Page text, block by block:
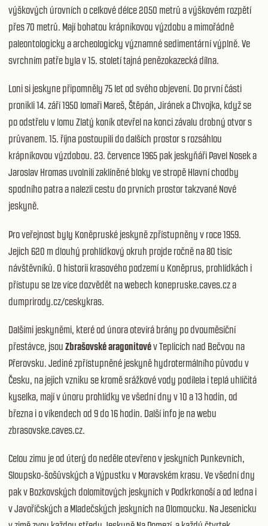
výškových úrovních o celkové délce 2050 metrů a výškovém rozpětí
přes 70 metrů. Mají bohatou krápníkovou výzdobu a mimořádně
paleontologicky a archeologicky významné sedimentární výplně. Ve
svrchním patře byla v 15. století tajná penězokazecká dílna.
Loni si jeskyne připomněly 75 let od svého objevení. Do první části
pronikli 14. září 1950 lomaři Mareš, Štěpán, Jiránek a Chvojka, když se
po odstřelu v lomu Zlatý koník otevřel na konci závalu drobný otvor s
průvanem. 15. října postoupili do dalších prostor s rozsáhlou
krápníkovou výzdobou. 23. července 1965 pak jeskyňáři Pavel Nosek a
Jaroslav Hromas uvolnili zaklíněné bloky ve stropě Hlavní chodby
spodního patra a nalezli cestu do prvních prostor takzvané Nové
jeskyně.
Pro veřejnost byly Koněpruské jeskyně zpřístupněny v roce 1959.
Jejich 620 m dlouhý prohlídkový okruh projde ročně na 80 tisíc
návštěvníků. O historii krasového podzemí u Koněprus, prohlídkách i
přístupu se lze více dozvědět na webech konepruske.caves.cz a
dumprirody.cz/ceskykras.
Dalšími jeskyněmi, které od února otevírá brány po dvouměsíční
přestávce, jsou Zbrašovské aragonitovév Teplicích nad Bečvou na
Přerovsku. Jediné zpřístupněné jeskyně hydrotermálního původu v
Česku, na jejich vzniku se kromě srážkové vody podílela i teplá uhličitá
kyselka, mají v únoru prohlídky ve všední dny v 10 a 13 hodin, od
března i o víkendech od 9 do 16 hodin. Další info je na webu
zbrasovske.caves.cz.
Celou zimu je od úterý do neděle otevřeno v jeskyních Punkevních,
Sloupsko-šošůvských a Výpustku v Moravském krasu. Ve všední dny
pak v Bozkovských dolomitových jeskyních v Podkrkonoší a od ledna i
v Javoříčských a Mladečských jeskyních na Olomoucku. Na Jesenicku